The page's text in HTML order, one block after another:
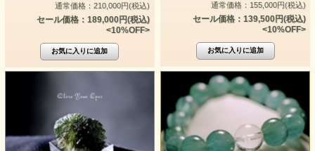
通常価格：210,000円(税込)
セール価格：189,000円(税込)
<10%OFF>
通常価格：155,000円(税込)
セール価格：139,500円(税込)
<10%OFF>